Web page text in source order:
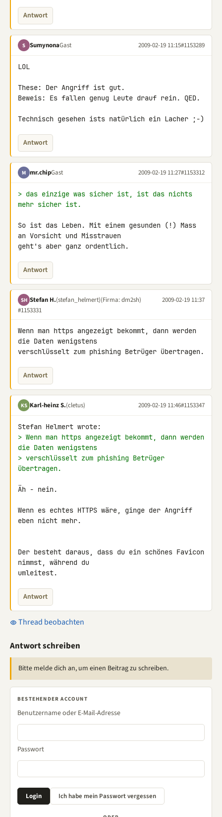
Antwort
S SumynonaGast 2009-02-19 11:15#1153289
LOL
These: Der Angriff ist gut.
Beweis: Es fallen genug Leute drauf rein. QED.
Technisch gesehen ists natürlich ein Lacher ;-)
Antwort
M mr.chipGast 2009-02-19 11:27#1153312
> das einzige was sicher ist, ist das nichts
mehr sicher ist.
So ist das Leben. Mit einem gesunden (!) Mass
an Vorsicht und Misstrauen
geht's aber ganz ordentlich.
Antwort
SH Stefan H.(stefan_helmert)(Firma: dm2sh)
2009-02-19 11:37
#1153331
Wenn man https angezeigt bekommt, dann werden
die Daten wenigstens
verschlüsselt zum phishing Betrüger übertragen.
Antwort
KS Karl-heinz S.(cletus) 2009-02-19 11:46#1153347
> Wenn man https angezeigt bekommt, dann werden
die Daten wenigstens
> verschlüsselt zum phishing Betrüger
übertragen.
Äh - nein.
Wenn es echtes HTTPS wäre, ginge der Angriff
eben nicht mehr.
Der besteht daraus, dass du ein schönes Favicon
nimmst, während du
umleitest.
Antwort
Thread beobachten
Antwort schreiben
Bitte melde dich an, um einen Beitrag zu schreiben.
BESTEHENDER ACCOUNT
Benutzername oder E-Mail-Adresse
Passwort